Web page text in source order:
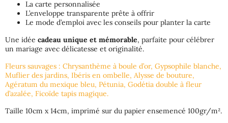
La carte personnalisée
L’enveloppe transparente prête à offrir
Le mode d’emploi avec les conseils pour planter la carte
Une idée cadeau unique et mémorable, parfaite pour célébrer
un mariage avec délicatesse et originalité.
Fleurs sauvages : Chrysanthème à boule d’or, Gypsophile blanche,
Muflier des jardins, Ibéris en ombelle, Alysse de bouture,
Agératum du mexique bleu, Pétunia, Godétia double à fleur
d’azalée, Ficoïde tapis magique.
Taille 10cm x 14cm, imprimé sur du papier ensemencé 100gr/m².